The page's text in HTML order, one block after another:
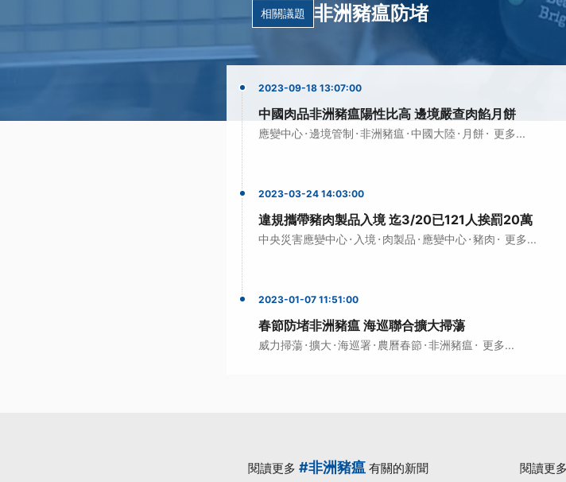
相關議題 非洲豬瘟防堵
2023-09-18 13:07:00
中國肉品非洲豬瘟陽性比高 邊境嚴查肉餡月餅
應變中心·邊境管制 ·非洲豬瘟 ·中國大陸 · 月餅· 更多...
2023-03-24 14:03:00
違規攜帶豬肉製品入境 迄3/20已121人挨罰20萬
中央災害應變中心· 入境 · 肉製品 · 應變中心·豬肉 · 更多...
2023-01-07 11:51:00
春節防堵非洲豬瘟 海巡聯合擴大掃蕩
威力掃蕩 ·擴大 ·海巡署 · 農曆春節 ·非洲豬瘟 · 更多...
閱讀更多 #非洲豬瘟 有關的新聞 閱讀更多